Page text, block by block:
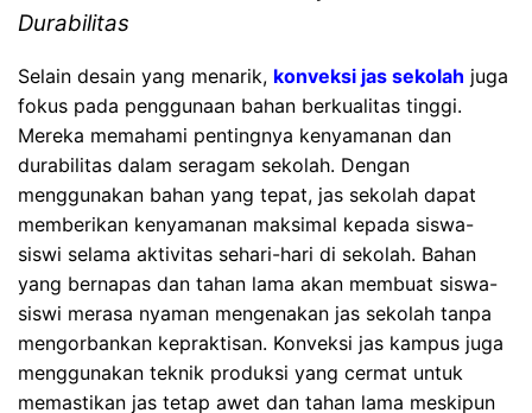
Durabilitas
Selain desain yang menarik, konveksi jas sekolah juga
fokus pada penggunaan bahan berkualitas tinggi.
Mereka memahami pentingnya kenyamanan dan
durabilitas dalam seragam sekolah. Dengan
menggunakan bahan yang tepat, jas sekolah dapat
memberikan kenyamanan maksimal kepada siswa-
siswi selama aktivitas sehari-hari di sekolah. Bahan
yang bernapas dan tahan lama akan membuat siswa-
siswi merasa nyaman mengenakan jas sekolah tanpa
mengorbankan kepraktisan. Konveksi jas kampus juga
menggunakan teknik produksi yang cermat untuk
memastikan jas tetap awet dan tahan lama meskipun